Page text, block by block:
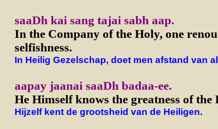
saaDh kai sang tajai sabh aap.
In the Company of the Holy, one
selfishness.
In Heilig Gezelschap, doet men afstand van
aapay jaanai saaDh badaa-ee.
He Himself knows the greatness of the
Hijzelf kent de grootsheid van de Heiligen.